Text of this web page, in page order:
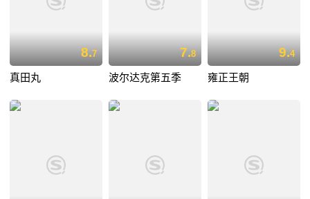
8.7
真田丸
7.8
波尔达克第五季
9.4
雍正王朝